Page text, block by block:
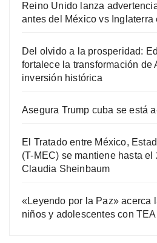
Reino Unido lanza
antes del México vs
Del olvido a la prosperidad:
fortalece la transformación de
inversión histórica
Asegura Trump cuba se está
El Tratado entre México,
(T-MEC) se mantiene hasta el
Claudia Sheinbaum
«Leyendo por la Paz» acerca
niños y adolescentes con TEA